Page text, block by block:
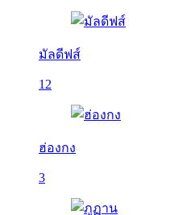
มัลดีฟส์
12
ฮ่องกง
3